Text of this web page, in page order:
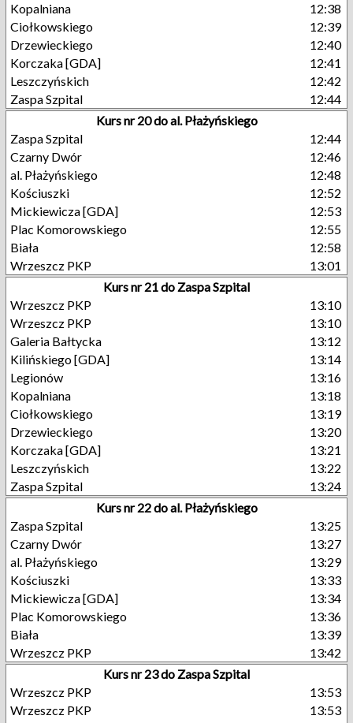
Kopalniana
12:38
Ciołkowskiego
12:39
Drzewieckiego
12:40
Korczaka [GDA]
12:41
Leszczyńskich
12:42
Zaspa Szpital
12:44
Kurs nr 20 do al. Płażyńskiego
Zaspa Szpital
12:44
Czarny Dwór
12:46
al. Płażyńskiego
12:48
Kościuszki
12:52
Mickiewicza [GDA]
12:53
Plac Komorowskiego
12:55
Biała
12:58
Wrzeszcz PKP
13:01
Kurs nr 21 do Zaspa Szpital
Wrzeszcz PKP
13:10
Wrzeszcz PKP
13:10
Galeria Bałtycka
13:12
Kilińskiego [GDA]
13:14
Legionów
13:16
Kopalniana
13:18
Ciołkowskiego
13:19
Drzewieckiego
13:20
Korczaka [GDA]
13:21
Leszczyńskich
13:22
Zaspa Szpital
13:24
Kurs nr 22 do al. Płażyńskiego
Zaspa Szpital
13:25
Czarny Dwór
13:27
al. Płażyńskiego
13:29
Kościuszki
13:33
Mickiewicza [GDA]
13:34
Plac Komorowskiego
13:36
Biała
13:39
Wrzeszcz PKP
13:42
Kurs nr 23 do Zaspa Szpital
Wrzeszcz PKP
13:53
Wrzeszcz PKP
13:53